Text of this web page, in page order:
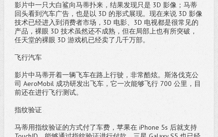
影片中一只大白鲨向马蒂扑来，结果发现只是 3D 影像；马蒂
回头看到汽车广告，也是以 3D 的形式展现。现在来说 3D 影像
技术已经进入到消费者市场，3D 电影、3D 电视都是很常见的
产品，裸眼 3D 技术虽然还不成熟，但在局部上也有所突破，
任天堂的裸眼 3D 游戏机已经卖了几千万部。
飞行汽车
影片中马蒂开着一辆飞车在路上行驶，非常酷炫。斯洛伐克公
司 AeroMobil 成功研发出飞车，它一次能够飞行 700 公里，目
前还在进行飞行测试。
指纹验证
马蒂用指纹验证的方式付了车费，苹果在 iPhone 5s 后就支持